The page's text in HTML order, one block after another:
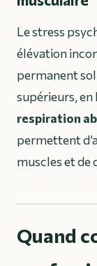
Le stress
élévation
permanent
supérieurs, en
respiration
permettent
muscles et de
Quand